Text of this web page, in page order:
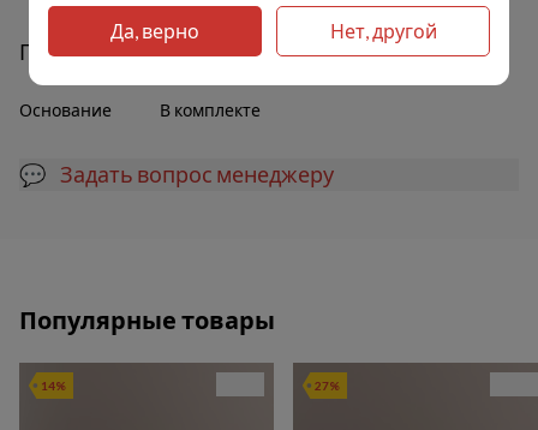
Прочее
Основание В комплекте
💬 Задать вопрос менеджеру
Популярные товары
14% 27%
Да, верно Нет, другой